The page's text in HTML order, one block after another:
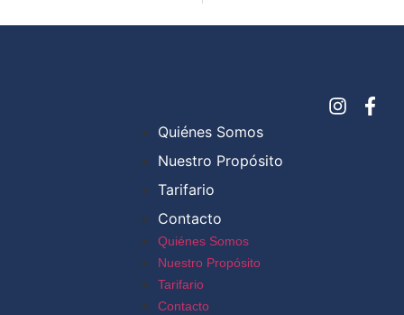
Quiénes Somos
Nuestro Propósito
Tarifario
Contacto
Quiénes Somos
Nuestro Propósito
Tarifario
Contacto